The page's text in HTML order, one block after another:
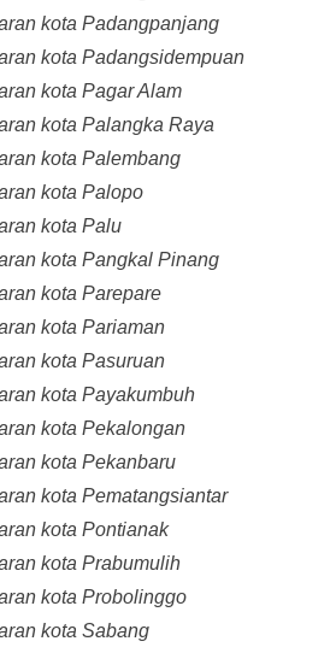
kota Padangpanjang
kota Padangsidempuan
kota Pagar Alam
kota Palangka Raya
kota Palembang
kota Palopo
kota Palu
kota Pangkal Pinang
kota Parepare
kota Pariaman
kota Pasuruan
kota Payakumbuh
kota Pekalongan
kota Pekanbaru
kota Pematangsiantar
kota Pontianak
kota Prabumulih
kota Probolinggo
kota Sabang